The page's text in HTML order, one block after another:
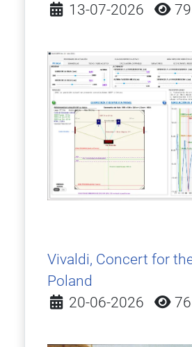
Detalles
13-07-2026
Vivaldi, Concert for
Poland
Detalles
20-06-2026